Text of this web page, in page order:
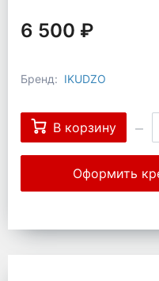
6 500 ₽
Бренд: IKUDZO
В корзину
Оформить